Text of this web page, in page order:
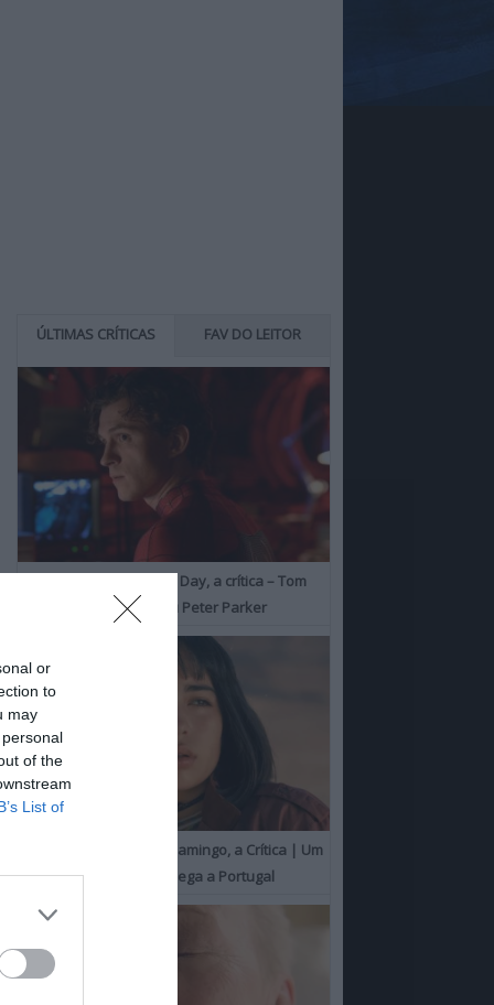
or
to
may
of the
List of
ÚLTIMAS CRÍTICAS FAV DO LEITOR
Spider-Man: Brand New Day, a crítica – Tom
Holland consolida o seu Peter Parker
O Misterioso Olhar do Flamingo, a Crítica | Um
Campeão de Cannes chega a Portugal